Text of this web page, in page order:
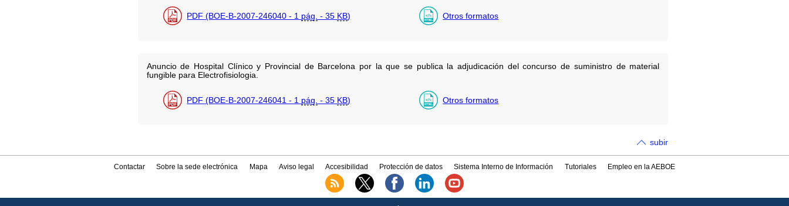
PDF (BOE-B-2007-246040 - 1 pág. - 35 KB) Otros formatos
Anuncio de Hospital Clínico y Provincial de Barcelona por la que se publica la adjudicación del concurso de suministro de material
fungible para Electrofisiologia.
PDF (BOE-B-2007-246041 - 1 pág. - 35 KB) Otros formatos
subir
Contactar Sobre la sede electrónica Mapa Aviso legal Accesibilidad Protección de datos Sistema Interno de Información Tutoriales Empleo en la AEBOE